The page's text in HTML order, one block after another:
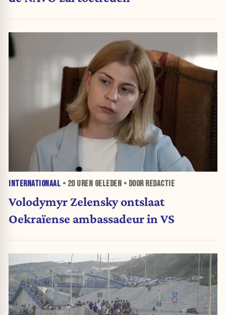
INTERNATIONAAL • 20 UREN GELEDEN • DOOR REDACTIE
Volodymyr Zelensky ontslaat
Oekraïense ambassadeur in VS